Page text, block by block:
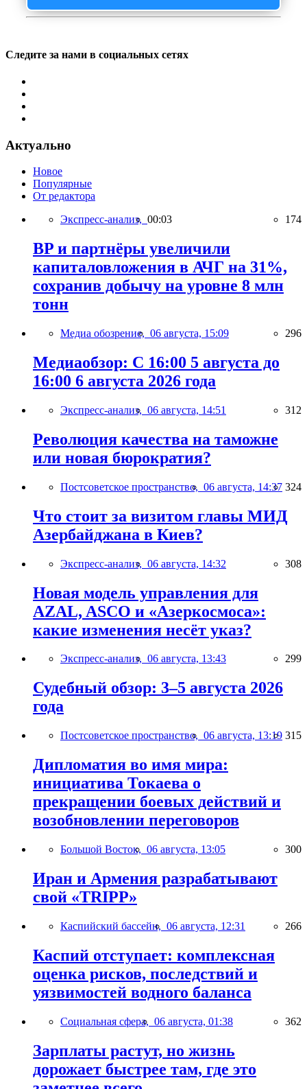
Следите за нами в социальных сетях
Актуально
Новое
Популярные
От редактора
Экспресс-анализ, 00:03 174
BP и партнёры увеличили
капиталовложения в АЧГ на 31%,
сохранив добычу на уровне 8 млн
тонн
Медиа обозрение, 06 августа, 15:09 296
Медиаобзор: С 16:00 5 августа до
16:00 6 августа 2026 года
Экспресс-анализ, 06 августа, 14:51 312
Революция качества на таможне
или новая бюрократия?
Постсоветское пространство, 06 августа, 14:37 324
Что стоит за визитом главы МИД
Азербайджана в Киев?
Экспресс-анализ, 06 августа, 14:32 308
Новая модель управления для
AZAL, ASCO и «Азеркосмоса»:
какие изменения несёт указ?
Экспресс-анализ, 06 августа, 13:43 299
Судебный обзор: 3–5 августа 2026
года
Постсоветское пространство, 06 августа, 13:19 315
Дипломатия во имя мира:
инициатива Токаева о
прекращении боевых действий и
возобновлении переговоров
Большой Восток, 06 августа, 13:05 300
Иран и Армения разрабатывают
свой «TRIPP»
Каспийский бассейн, 06 августа, 12:31 266
Каспий отступает: комплексная
оценка рисков, последствий и
уязвимостей водного баланса
Социальная сфера, 06 августа, 01:38 362
Зарплаты растут, но жизнь
дорожает быстрее там, где это